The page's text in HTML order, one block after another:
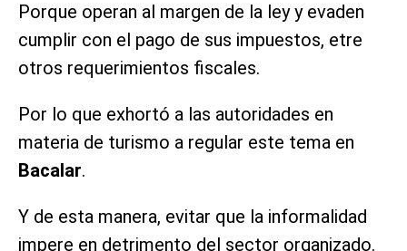
Porque operan al margen de la ley y evaden
cumplir con el pago de sus impuestos, etre
otros requerimientos fiscales.
Por lo que exhortó a las autoridades en
materia de turismo a regular este tema en
Bacalar.
Y de esta manera, evitar que la informalidad
impere en detrimento del sector organizado.